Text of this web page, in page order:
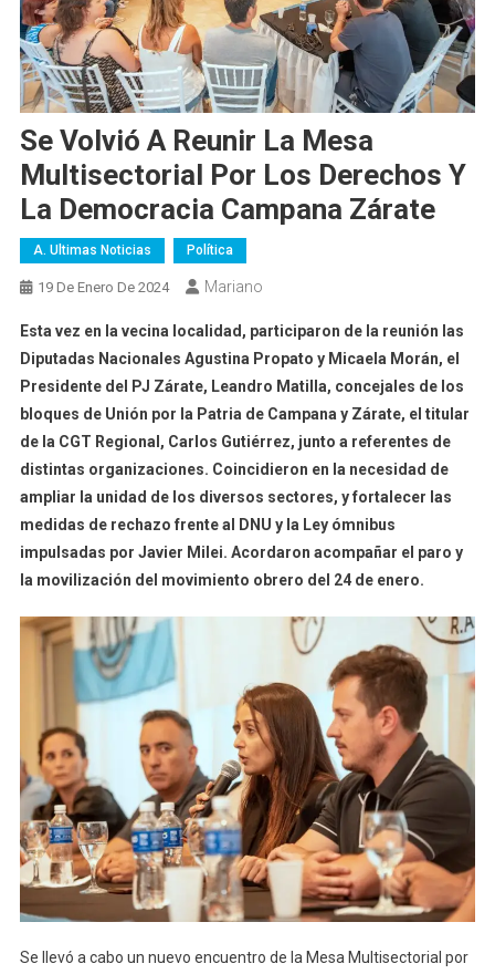
Se Volvió A Reunir La Mesa
Multisectorial Por Los Derechos Y
La Democracia Campana Zárate
A. Ultimas Noticias Política
19 De Enero De 2024 Mariano
Esta vez en la vecina localidad, participaron de la reunión las
Diputadas Nacionales Agustina Propato y Micaela Morán, el
Presidente del PJ Zárate, Leandro Matilla, concejales de los
bloques de Unión por la Patria de Campana y Zárate, el titular
de la CGT Regional, Carlos Gutiérrez, junto a referentes de
distintas organizaciones. Coincidieron en la necesidad de
ampliar la unidad de los diversos sectores, y fortalecer las
medidas de rechazo frente al DNU y la Ley ómnibus
impulsadas por Javier Milei. Acordaron acompañar el paro y
la movilización del movimiento obrero del 24 de enero.
Se llevó a cabo un nuevo encuentro de la Mesa Multisectorial por